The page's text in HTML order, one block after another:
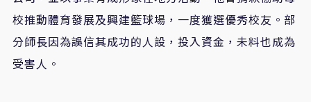
校推動體育發展及興建籃球場，一度獲選優秀校友。部
分師長因為誤信其成功的人設，投入資金，未料也成為
受害人。